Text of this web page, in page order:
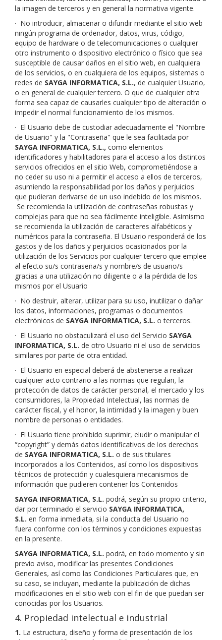
la imagen de terceros y en general la normativa vigente.
· No introducir, almacenar o difundir mediante el sitio web
ningún programa de ordenador, datos, virus, código,
equipo de hardware o de telecomunicaciones o cualquier
otro instrumento o dispositivo electrónico o físico que sea
susceptible de causar daños en el sitio web, en cualquiera
de los servicios, o en cualquiera de los equipos, sistemas o
redes de SAYGA INFORMATICA, S.L., de cualquier Usuario,
o en general de cualquier tercero. O que de cualquier otra
forma sea capaz de causarles cualquier tipo de alteración o
impedir el normal funcionamiento de los mismos.
· El Usuario debe de custodiar adecuadamente el "Nombre
de Usuario" y la "Contraseña" que le sea facilitada por
SAYGA INFORMATICA, S.L., como elementos
identificadores y habilitadores para el acceso a los distintos
servicios ofrecidos en el sitio Web, comprometiéndose a
no ceder su uso ni a permitir el acceso a ellos de terceros,
asumiendo la responsabilidad por los daños y perjuicios
que pudieran derivarse de un uso indebido de los mismos.
Se recomienda la utilización de contraseñas robustas y
complejas para que no sea fácilmente inteligible. Asimismo
se recomienda la utilización de caracteres alfabéticos y
numéricos para la contraseña. El Usuario responderá de los
gastos y de los daños y perjuicios ocasionados por la
utilización de los Servicios por cualquier tercero que emplee
al efecto su/s contraseña/s y nombre/s de usuario/s
gracias a una utilización no diligente o a la pérdida de los
mismos por el Usuario
· No destruir, alterar, utilizar para su uso, inutilizar o dañar
los datos, informaciones, programas o documentos
electrónicos de SAYGA INFORMATICA, S.L. o terceros.
· El Usuario no obstaculizará el uso del Servicio SAYGA
INFORMATICA, S.L. de otro Usuario ni el uso de servicios
similares por parte de otra entidad.
· El Usuario en especial deberá de abstenerse a realizar
cualquier acto contrario a las normas que regulan, la
protección de datos de carácter personal, el mercado y los
consumidores, la Propiedad Intelectual, las normas de
carácter fiscal, y el honor, la intimidad y la imagen y buen
nombre de personas o entidades.
· El Usuario tiene prohibido suprimir, eludir o manipular el
“copyright” y demás datos identificativos de los derechos
de SAYGA INFORMATICA, S.L. o de sus titulares
incorporados a los Contenidos, así como los dispositivos
técnicos de protección y cualesquiera mecanismos de
información que pudieren contener los Contenidos
SAYGA INFORMATICA, S.L. podrá, según su propio criterio,
dar por terminado el servicio SAYGA INFORMATICA,
S.L. en forma inmediata, si la conducta del Usuario no
fuera conforme con los términos y condiciones expuestas
en la presente.
SAYGA INFORMATICA, S.L. podrá, en todo momento y sin
previo aviso, modificar las presentes Condiciones
Generales, así como las Condiciones Particulares que, en
su caso, se incluyan, mediante la publicación de dichas
modificaciones en el sitio web con el fin de que puedan ser
conocidas por los Usuarios.
4. Propiedad intelectual e industrial
1. La estructura, diseño y forma de presentación de los